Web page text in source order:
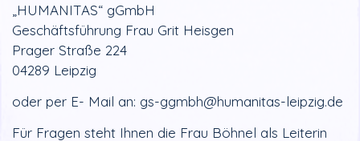
„HUMANITAS“ gGmbH
Geschäftsführung Frau Grit Heisgen
Prager Straße 224
04289 Leipzig
oder per E- Mail an: gs-ggmbh@humanitas-leipzig.de
Für Fragen steht Ihnen die Frau Böhnel als Leiterin